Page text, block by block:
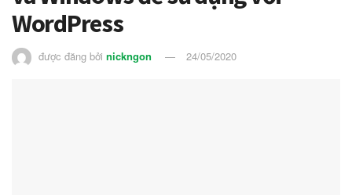
WordPress
được đăng bởi nickngon 24/05/2020